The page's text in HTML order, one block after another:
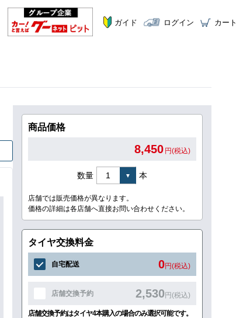
ガイド ログイン カート
商品価格
8,450 円(税込)
数量 本
店舗では販売価格が異なります。
価格の詳細は各店舗へ直接お問い合わせください。
タイヤ交換料金
自宅配送 0円(税込)
店舗交換予約 2,530円(税込)
店舗交換予約はタイヤ4本購入の場合のみ選択可能です。